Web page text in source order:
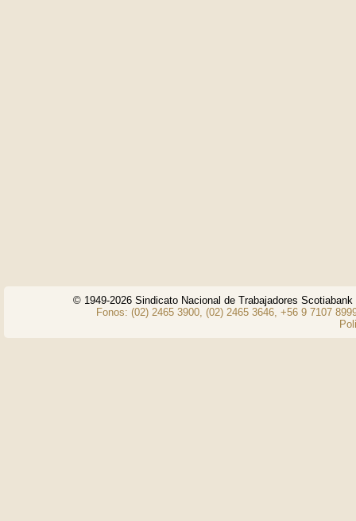
© 1949-2026 Sindicato Nacional de Trabajadores
Fonos: (02) 2465 3900, (02) 2465 3646, +56 9 7107